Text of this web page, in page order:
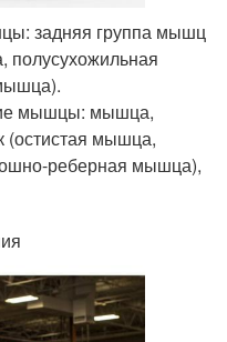
задняя группа мышц
мышцы: мышца,
мышца,
реберная мышца),